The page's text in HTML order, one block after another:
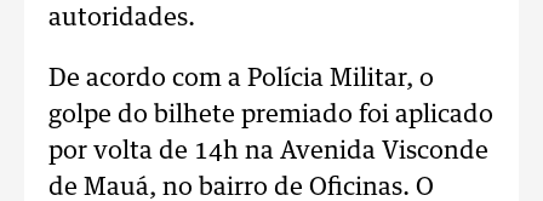
autoridades.
De acordo com a Polícia Militar, o
golpe do bilhete premiado foi aplicado
por volta de 14h na Avenida Visconde
de Mauá, no bairro de Oficinas. O